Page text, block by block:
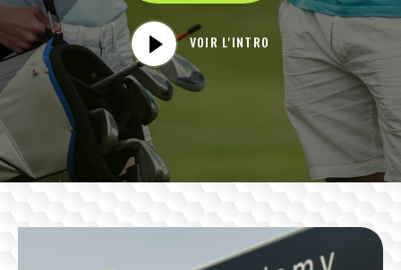
VOIR L'INTRO